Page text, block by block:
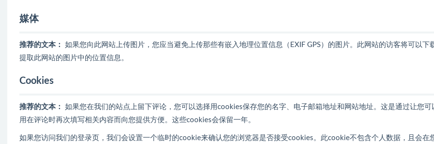
媒体
推荐的文本： 如果您向此网站上传图片，您应当避免上传那些有嵌入地理位置信息（EXIF GPS）的图片。此网站的访客将可以下
提取此网站的图片中的位置信息。
Cookies
推荐的文本： 如果您在我们的站点上留下评论，您可以选择用cookies保存您的名字、电子邮箱地址和网站地址。这是通过让您可
用在评论时再次填写相关内容而向您提供方便。这些cookies会保留一年。
如果您访问我们的登录页，我们会设置一个临时的cookie来确认您的浏览器是否接受cookies。此cookie不包含个人数据，且会在